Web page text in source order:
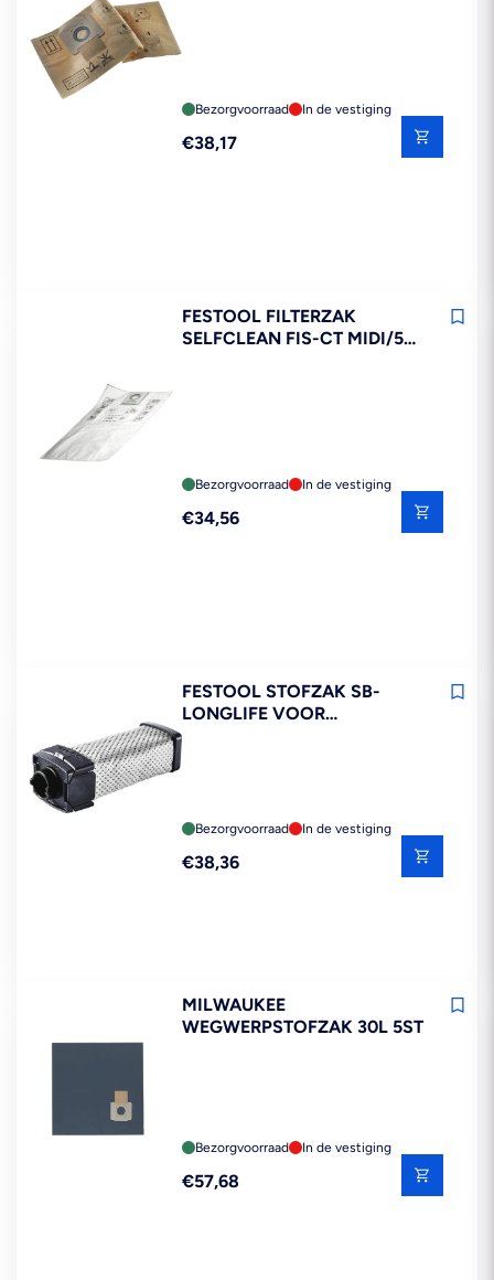
Bezorgvoorraad In de vestiging
Reguliere
€38,17
FESTOOL FILTERZAK
SELFCLEAN FIS-CT MIDI/5
Bezorgvoorraad In de vestiging
Reguliere
€34,56
FESTOOL STOFZAK SB-
LONGLIFE VOOR
RTS/DTS/ETS
Bezorgvoorraad In de vestiging
Reguliere
€38,36
MILWAUKEE
WEGWERPSTOFZAK 30L 5ST
Bezorgvoorraad In de vestiging
Reguliere
€57,68